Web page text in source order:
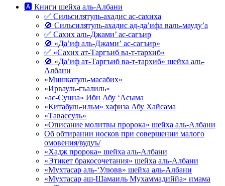
🅰 Книги шейха аль-Албани
✅ Сильсилятуль-ахадис ас-сахиха
🚫 Сильсилятуль-ахадис ад-да’ифа валь-мауду’а
✅ Сахих аль-Джами’ ас-сагъир
🚫 «Да’иф аль-Джами’ ас-сагъир»
✅ «Сахих ат-Таргъиб ва-т-тархиб»
🚫 «Да’иф ат-Таргъиб ва-т-тархиб» шейха аль-
Албани
«Мишкатуль-масабих»
«Ирвауль-гъалиль»
«ас-Сунна» Ибн Абу ‘Асыма
«Китабуль-ильм» хафиза Абу Хайсама
«Тавассуль»
«Описание молитвы пророка» шейха аль-Албани
Об обтирании носков при совершении малого
омовения/вудуъ/
«Хадж пророка» шейха аль-Албани
«Этикет бракосочетания» шейха аль-Албани
«Мухтасар аль-‘Улювв» шейха аль-Албани
«Мухтасар аш-Шамаиль Мухаммадиййа» имама